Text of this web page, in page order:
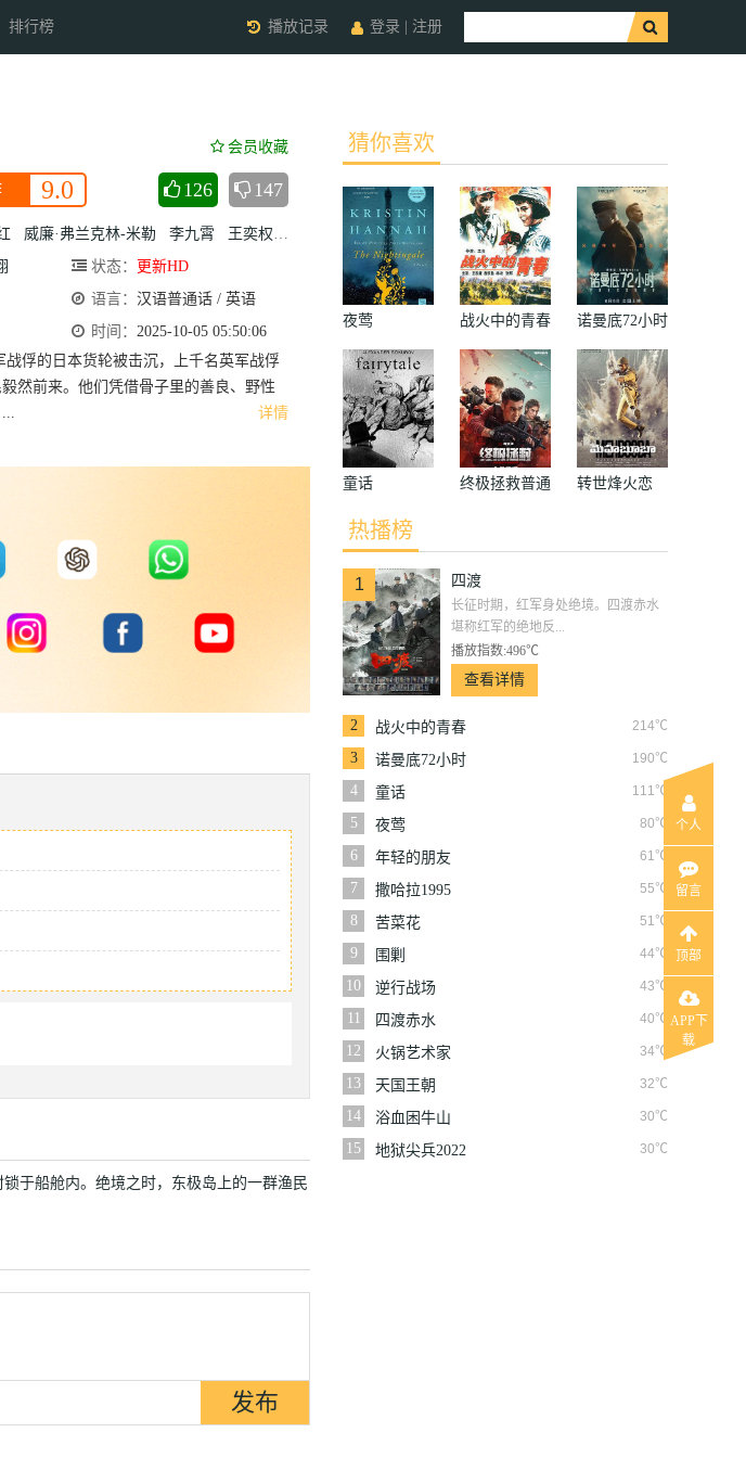
排行榜 登录 注册
播放记录
会员收藏
9.0 126 147
威廉·弗兰克林-米勒 李九霄 王奕权
李卓钊
状态：
更新HD
语言： 汉语普通话 / 英语
时间： 2025-10-05 05:50:06
详情
俘的日本货轮被击沉，上千名英军战俘
然前来。他们凭借骨子里的善良、野性
于船舱内。绝境之时，东极岛上的一群渔民
猜你喜欢
夜莺 战火中的青春 诺曼底72小时
童话
终极拯救普通
转世烽火恋
热播榜
1 四渡
长征时期，红军身处绝境。四渡赤水
堪称红军的绝地反...
播放指数:496℃
查看详情
2 214℃
战火中的青春
3
190℃
诺曼底72小时
4
111℃
童话
5
80℃
夜莺
6
61℃
年轻的朋友
7
55℃
撒哈拉1995
8
51℃
苦菜花
9
44℃
围剿
10
43℃
逆行战场
11
40℃
四渡赤水
12
34℃
火锅艺术家
13
32℃
天国王朝
14
30℃
浴血困牛山
15
30℃
地狱尖兵2022
个人
留言
顶部
APP下
载